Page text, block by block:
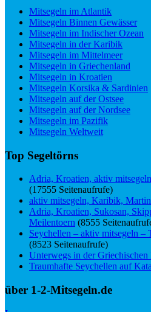
Mitsegeln im Atlantik
Mitsegeln Binnen Gewässer
Mitsegeln im Indischer Ozean
Mitsegeln in der Karibik
Mitsegeln im Mittelmeer
Mitsegeln in Griechenland
Mitsegeln in Kroatien
Mitsegeln Korsika & Sardinien
Mitsegeln auf der Ostsee
Mitsegeln auf der Nordsee
Mitsegeln im Pazifik
Mitsegeln Weltweit
Top Segeltörns
Adria, Kroatien, aktiv
(17555 Seitenaufrufe)
aktiv mitsegeln, Karibik,
Adria, Kroatien, Sukosan,
Meilentoern (8555
Seychellen – aktiv mitsegeln –
(8523 Seitenaufrufe)
Unterwegs in der
Traumhafte Seychellen auf
über 1-2-Mitsegeln.de